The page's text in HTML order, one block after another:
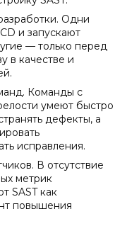
Одни
и запускают
— только перед
в качестве и
Команды с
умеют быстро
дефекты, а
исправления.
В отсутствие
метрик
SAST как
повышения